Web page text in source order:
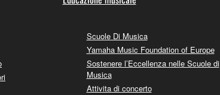
Scuole Di Musica
Yamaha Music Foundation of Europe
Sostenere l’Eccellenza nelle Scuole di
Musica
Attivita di concerto